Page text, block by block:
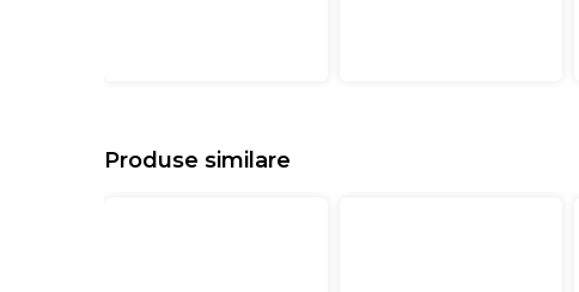
Produse similare